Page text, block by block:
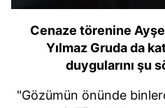
Cenaze törenine
Yılmaz Gruda da
duygularını şu
"Gözümün önünde